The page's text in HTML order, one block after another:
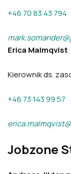
+46 70 83 43 794
Erica Malmqvist
Kierownik ds.
+46 73 143 99 57
Jobzone